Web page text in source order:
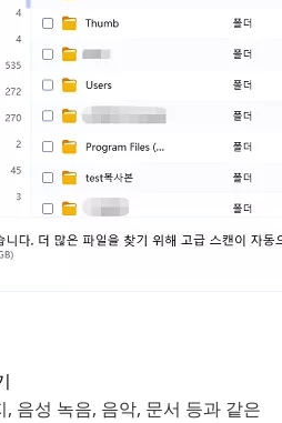
음성 녹음, 음악, 문서 등과 같은